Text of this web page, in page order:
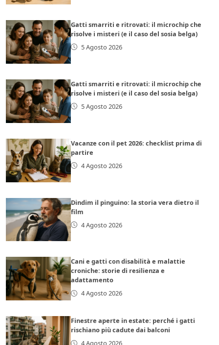
Gatti smarriti e ritrovati: il microchip che
risolve i misteri (e il caso del sosia belga)
5 Agosto 2026
Gatti smarriti e ritrovati: il microchip che
risolve i misteri (e il caso del sosia belga)
5 Agosto 2026
Vacanze con il pet 2026: checklist prima di
partire
4 Agosto 2026
Dindim il pinguino: la storia vera dietro il
film
4 Agosto 2026
Cani e gatti con disabilità e malattie
croniche: storie di resilienza e
adattamento
4 Agosto 2026
Finestre aperte in estate: perché i gatti
rischiano più cadute dai balconi